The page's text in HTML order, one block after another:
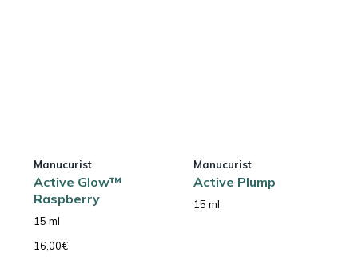
Manucurist
Active Glow™
Raspberry
15 ml
16,00€
Manucurist
Active Plump
15 ml